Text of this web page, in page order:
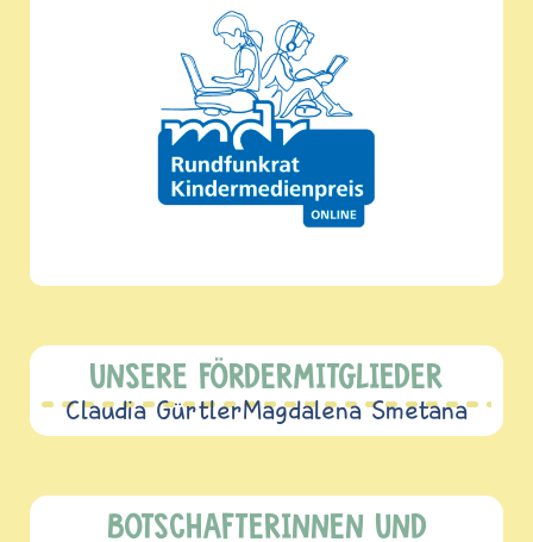
UNSERE FÖRDERMITGLIEDER
Claudia GürtlerMagdalena Smetana
BOTSCHAFTERINNEN UND